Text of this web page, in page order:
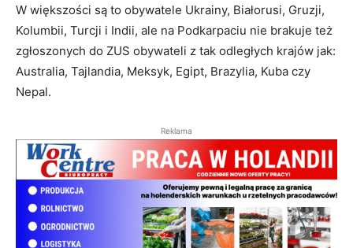
W większości są to obywatele Ukrainy, Białorusi, Gruzji,
Kolumbii, Turcji i Indii, ale na Podkarpaciu nie brakuje też
zgłoszonych do ZUS obywateli z tak odległych krajów jak:
Australia, Tajlandia, Meksyk, Egipt, Brazylia, Kuba czy
Nepal.
Reklama